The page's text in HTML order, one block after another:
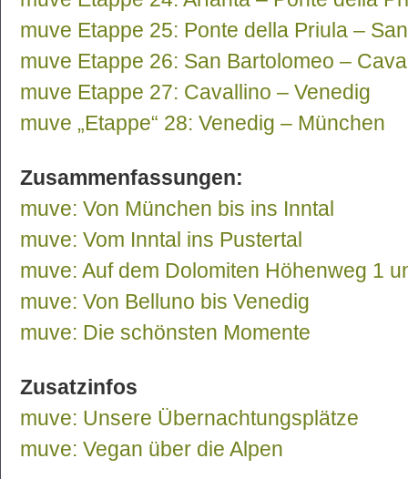
muve Etappe 25: Ponte della Priula –
muve Etappe 26: San Bartolomeo –
muve Etappe 27: Cavallino – Venedig
muve „Etappe“ 28: Venedig – München
Zusammenfassungen:
muve: Von München bis ins Inntal
muve: Vom Inntal ins Pustertal
muve: Auf dem Dolomiten Höhenweg 1
muve: Von Belluno bis Venedig
muve: Die schönsten Momente
Zusatzinfos
muve: Unsere Übernachtungsplätze
muve: Vegan über die Alpen